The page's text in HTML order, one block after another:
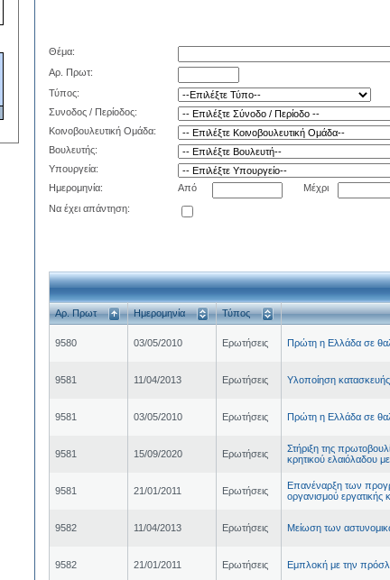
Θέμα:
Αρ. Πρωτ:
Τύπος:
Συνοδος / Περίοδος:
Κοινοβουλευτική Ομάδα:
Βουλευτής:
Υπουργεία:
Ημερομηνία:
Από
Μέχρι
Να έχει απάντηση:
Αρ. Πρωτ Ημερομηνία Τύπος
9580 03/05/2010 Ερωτήσεις Πρώτη η Ελλάδα σε
9581 11/04/2013 Ερωτήσεις Υλοποίηση
9581 03/05/2010 Ερωτήσεις Πρώτη η Ελλάδα σε
9581 15/09/2020 Ερωτήσεις
Στήριξη της
κρητικού ελαιόλαδου
9581 21/01/2011 Ερωτήσεις
Επανέναρξη των
οργανισμού εργατικής
9582 11/04/2013 Ερωτήσεις Μείωση των
9582 21/01/2011 Ερωτήσεις Εμπλοκή με την